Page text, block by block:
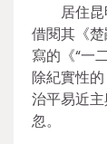
居住
借閱其《
寫的《“一
除紀實性
治平易近
忽。